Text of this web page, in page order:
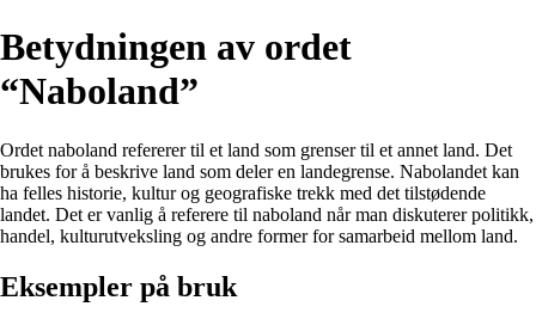
Betydningen av ordet
“Naboland”
Ordet naboland refererer til et land som grenser til et annet land. Det
brukes for å beskrive land som deler en landegrense. Nabolandet kan
ha felles historie, kultur og geografiske trekk med det tilstødende
landet. Det er vanlig å referere til naboland når man diskuterer politikk,
handel, kulturutveksling og andre former for samarbeid mellom land.
Eksempler på bruk